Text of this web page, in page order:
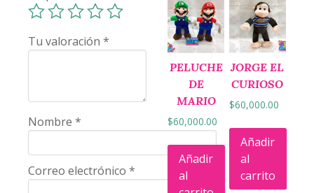
Tu valoración *
Nombre *
Correo electrónico *
PELUCHE
DE
MARIO
$60,000.00
Añadir
al
JORGE EL
CURIOSO
$60,000.00
Añadir
al
carrito